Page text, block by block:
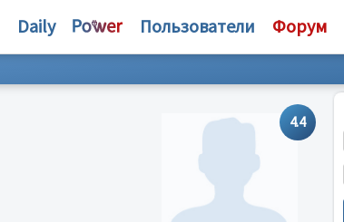
Daily Пользователи Форум
4.4